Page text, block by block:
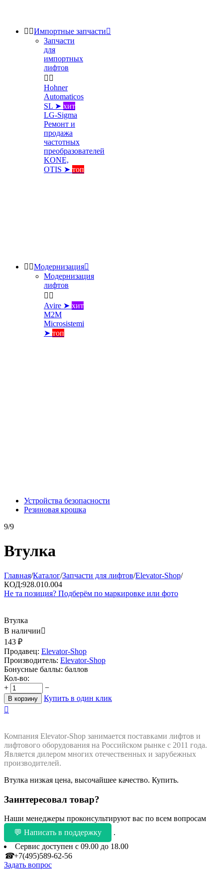
 Импортные запчасти
Запчасти
для
импортных
лифтов
 
Hohner
Automaticos
SL ➤ хит
LG-Sigma
Ремонт и
продажа
частотных
преобразователей
KONE,
OTIS ➤ топ
 Модернизация
Модернизация
лифтов
 
Avire ➤ хит
M2M
Microsistemi
➤ топ
Устройства безопасности
Резиновая крошка
9/9
Втулка
Главная/Каталог/Запчасти для лифтов/Elevator-Shop/
КОД:928.010.004
Не та позиция? Подберём по маркировке или фото
Втулка
В наличии
143 ₽
Продавец: Elevator-Shop
Производитель: Elevator-Shop
Бонусные баллы: баллов
Кол-во:
+
−
В корзину
Купить в один клик

Компания Elevator-Shop занимается поставками лифтов и
лифтового оборудования на Российском рынке с 2011 года.
Является дилером многих отечественных и зарубежных
производителей.
Втулка низкая цена, высочайшее качество. Купить.
Заинтересовал товар?
Наши менеджеры проконсультируют вас по всем вопросам
💬 Написать в поддержку
.
Сервис доступен с 09.00 до 18.00
☎+7(495)589-62-56
Задать вопрос